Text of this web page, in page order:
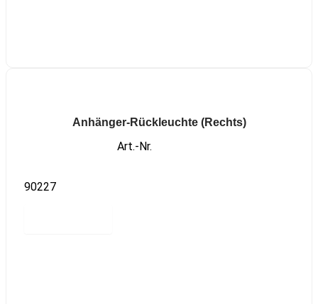
Anhänger-Rückleuchte (Rechts)
Art.-Nr.
90227